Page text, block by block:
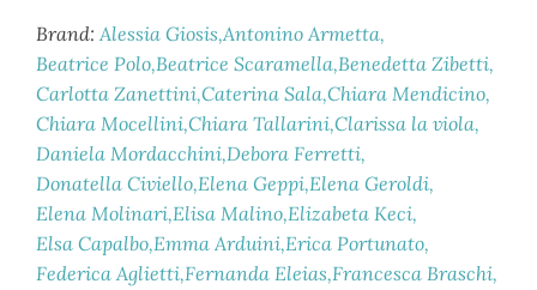
Brand: Alessia Giosis Antonino Armetta
Beatrice Polo Beatrice Scaramella Benedetta Zibetti
Carlotta Zanettini Caterina Sala Chiara Mendicino
Chiara Mocellini Chiara Tallarini Clarissa la viola
Daniela Mordacchini Debora Ferretti
Donatella Civiello Elena Geppi Elena Geroldi
Elena Molinari Elisa Malino Elizabeta Keci
Elsa Capalbo Emma Arduini Erica Portunato
Federica Aglietti Fernanda Eleias Francesca Braschi